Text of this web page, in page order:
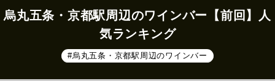
烏丸五条・京都駅周辺のワインバー【前回】人
気ランキング
#烏丸五条・京都駅周辺のワインバー